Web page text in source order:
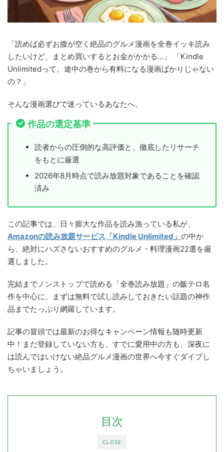
「読めば必ずお腹が空く絶品のグルメ漫画を全巻イッキ読み
したいけど、まとめ買いするとお金がかかる…」 「Kindle
Unlimitedって、途中の巻から有料になる漫画ばかりじゃない
の？」
そんな漫画選びで迷っているあなたへ。
作品の選定基準
読者からの圧倒的な高評価と、徹底したリサーチ
をもとに厳選
2026年8月時点で読み放題対象であることを確認
済み
この記事では、日々膨大な作品を読み漁っている私が、
Amazonの読み放題サービス「Kindle Unlimited」 の中か
ら、絶対にハズさないおすすめのグルメ・料理漫画22選を厳
選しました。
完結までノンストップで読める「全巻読み放題」の飯テロ名
作を中心に、まずは無料で試し読みしておきたい話題の神作
品までたっぷり網羅しています。
記事の冒頭では最新のお得なキャンペーン情報も随時更新
中！まだ登録していない方も、すでに愛用中の方も、深夜に
は読んではいけない絶品グルメ漫画の世界へ今すぐダイブし
ちゃいましょう。
CLOSE
目次